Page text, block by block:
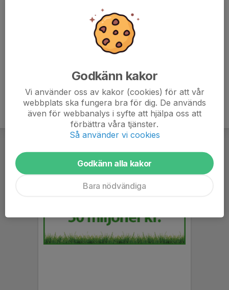
Godkänn kakor
Vi använder oss av kakor (cookies) för att vår
webbplats ska fungera bra för dig. De används
även för webbanalys i syfte att hjälpa oss att
förbättra våra tjänster.
Så använder vi cookies
Godkänn alla kakor
Bara nödvändiga